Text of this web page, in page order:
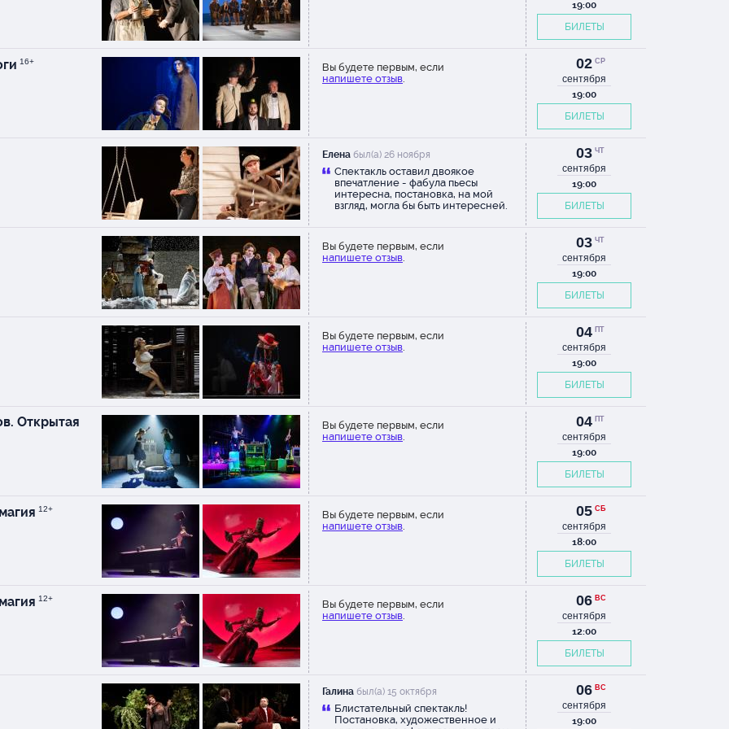
19:00
БИЛЕТЫ
16+
Вы будете первым, если
напишете отзыв.
02 СР
сентября
19:00
БИЛЕТЫ
Елена был(а) 26 ноября
Спектакль оставил двоякое
впечатление - фабула пьесы
интересна, постановка, на мой
взгляд, могла бы быть интересней.
03 ЧТ
сентября
19:00
БИЛЕТЫ
Вы будете первым, если
напишете отзыв.
03 ЧТ
сентября
19:00
БИЛЕТЫ
Вы будете первым, если
напишете отзыв.
04 ПТ
сентября
19:00
БИЛЕТЫ
Открытая
Вы будете первым, если
напишете отзыв.
04 ПТ
сентября
19:00
БИЛЕТЫ
12+
Вы будете первым, если
напишете отзыв.
05 СБ
сентября
18:00
БИЛЕТЫ
12+
Вы будете первым, если
напишете отзыв.
06 ВС
сентября
12:00
БИЛЕТЫ
Галина был(а) 15 октября
Блистательный спектакль!
Постановка, художественное и
06 ВС
сентября
19:00